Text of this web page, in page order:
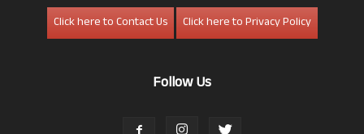
Click here to Contact Us
Click here to Privacy Policy
Follow Us